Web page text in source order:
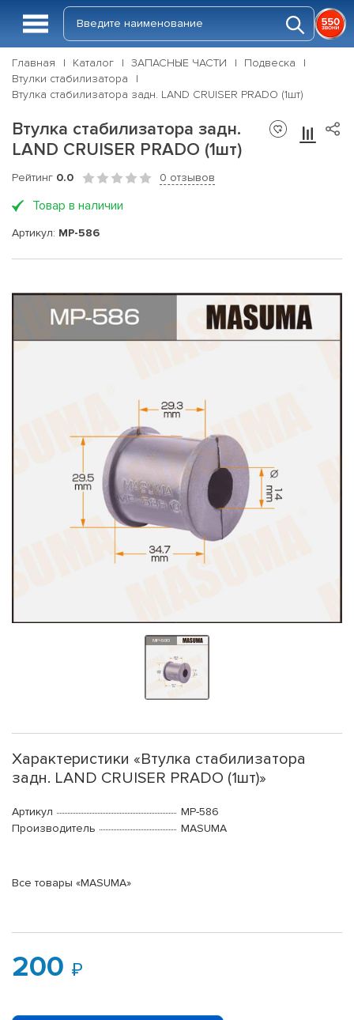
Главная Каталог ЗАПАСНЫЕ ЧАСТИ
Подвеска
Втулки стабилизатора
Втулка стабилизатора задн. LAND CRUISER PRADO (1шт)
Втулка стабилизатора задн.
LAND CRUISER PRADO (1шт)
Рейтинг 0.0 0 отзывов
Товар в наличии
Артикул: MP-586
Характеристики «Втулка стабилизатора
задн. LAND CRUISER PRADO (1шт)»
Артикул
MP-586
Производитель
MASUMA
Все товары «MASUMA»
200